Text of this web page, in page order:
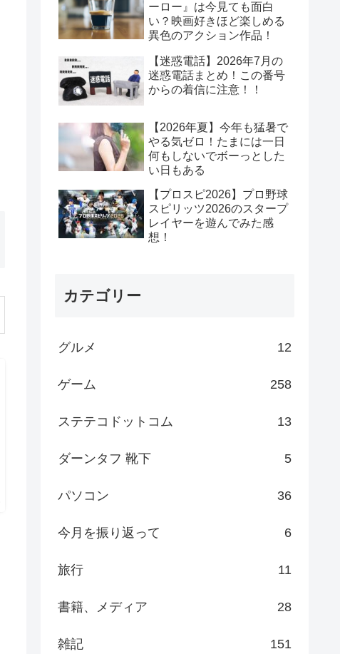
ーロー』は今見ても面白
い？映画好きほど楽しめる
異色のアクション作品！
【迷惑電話】2026年7月の
迷惑電話まとめ！この番号
からの着信に注意！！
【2026年夏】今年も猛暑で
やる気ゼロ！たまには一日
何もしないでボーっとした
い日もある
【プロスピ2026】プロ野球
スピリッツ2026のスタープ
レイヤーを遊んでみた感
想！
カテゴリー
グルメ 12
ゲーム 258
ステテコドットコム 13
ダーンタフ 靴下 5
パソコン 36
今月を振り返って 6
旅行 11
書籍、メディア 28
雑記 151